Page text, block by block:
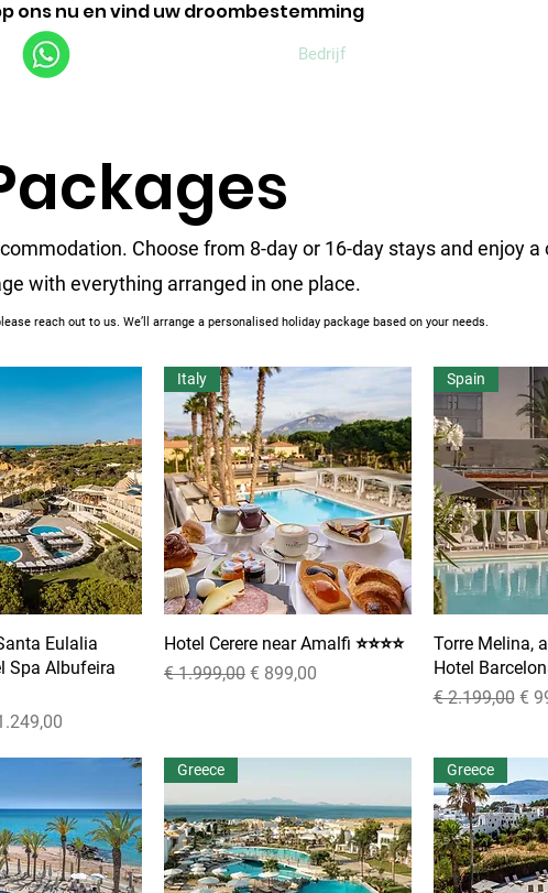
Vluchten Bedrijf
ons nu en vind uw droombestemming
Choose from 8-day or 16-day stays and enjoy a
with everything arranged in one place.
reach out to us. We’ll arrange a personalised holiday package based on your needs.
overzichtEulalia
Spa Albufeira
Snel overzicht
Italy
Hotel Cerere near Amalfi ⭐⭐⭐⭐
Normale prijs
€ 1.999,00 Verkoopprijs
€ 899,00
Snel
Spain
Torre Melina,
Hotel Barcelona
Normale prijs
€ 2.199,00 €
Greece Greece